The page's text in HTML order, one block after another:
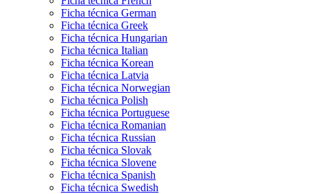
Ficha técnica German
Ficha técnica Greek
Ficha técnica Hungarian
Ficha técnica Italian
Ficha técnica Korean
Ficha técnica Latvia
Ficha técnica Norwegian
Ficha técnica Polish
Ficha técnica Portuguese
Ficha técnica Romanian
Ficha técnica Russian
Ficha técnica Slovak
Ficha técnica Slovene
Ficha técnica Spanish
Ficha técnica Swedish